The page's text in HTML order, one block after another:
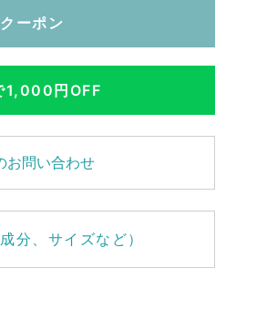
ーポン
1,000円OFF
お問い合わせ
分、サイズなど）